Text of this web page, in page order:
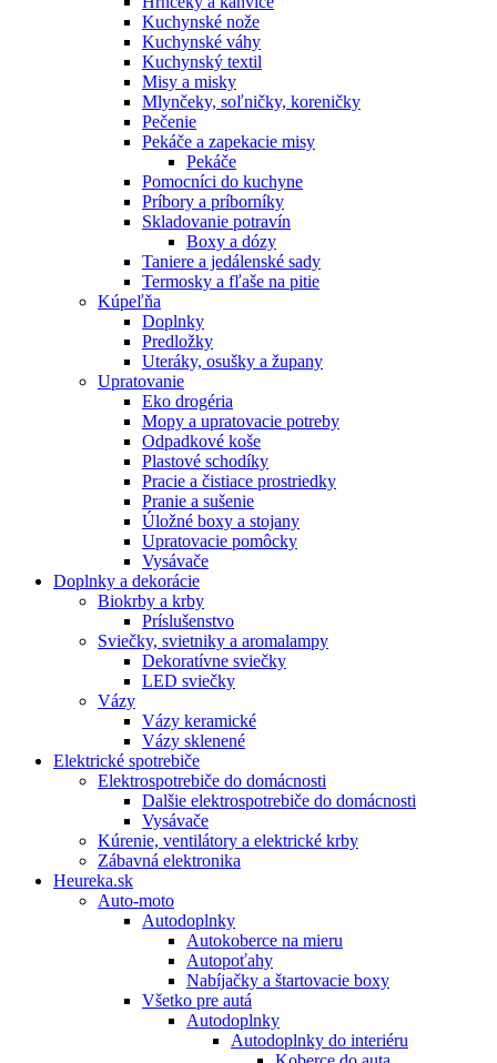
Kuchynské nože
Kuchynské váhy
Kuchynský textil
Misy a misky
Mlynčeky, soľničky, koreničky
Pečenie
Pekáče a zapekacie misy
Pekáče
Pomocníci do kuchyne
Príbory a príborníky
Skladovanie potravín
Boxy a dózy
Taniere a jedálenské sady
Termosky a fľaše na pitie
Kúpeľňa
Doplnky
Predložky
Uteráky, osušky a župany
Upratovanie
Eko drogéria
Mopy a upratovacie potreby
Odpadkové koše
Plastové schodíky
Pracie a čistiace prostriedky
Pranie a sušenie
Úložné boxy a stojany
Upratovacie pomôcky
Vysávače
Doplnky a dekorácie
Biokrby a krby
Príslušenstvo
Sviečky, svietniky a aromalampy
Dekoratívne sviečky
LED sviečky
Vázy
Vázy keramické
Vázy sklenené
Elektrické spotrebiče
Elektrospotrebiče do domácnosti
Dalšie elektrospotrebiče do domácnosti
Vysávače
Kúrenie, ventilátory a elektrické krby
Zábavná elektronika
Heureka.sk
Auto-moto
Autodoplnky
Autokoberce na mieru
Autopoťahy
Nabíjačky a štartovacie boxy
Všetko pre autá
Autodoplnky
Autodoplnky do interiéru